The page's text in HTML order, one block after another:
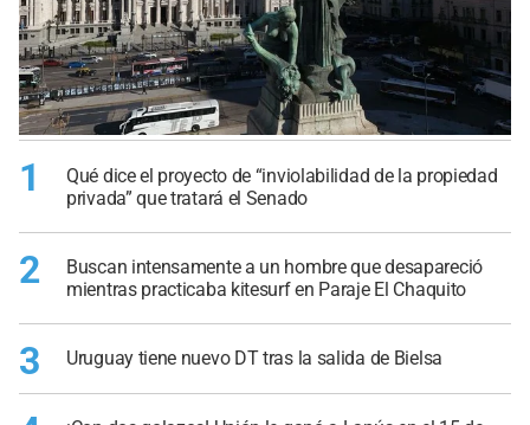
1
Qué dice el proyecto de “inviolabilidad de la propiedad
privada” que tratará el Senado
2
Buscan intensamente a un hombre que desapareció
mientras practicaba kitesurf en Paraje El Chaquito
3 Uruguay tiene nuevo DT tras la salida de Bielsa